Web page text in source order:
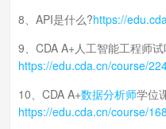
8、API是什么?https://
9、CDA A+人工智能工程师
https://edu.cda.cn/course/
10、CDA A+数据分析师学位
https://edu.cda.cn/course/168